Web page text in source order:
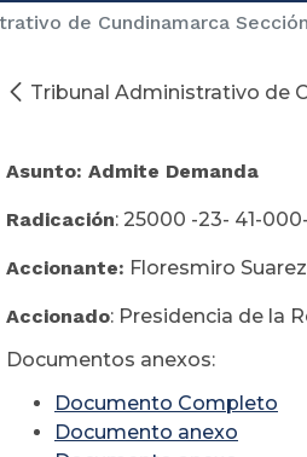
de Cundinamarca
Tribunal Administrativo de
Mayo
Asunto: Admite Demanda
Radicación: 25000 -23- 41-
Accionante: Floresmiro
Accionado: Presidencia de la
Documentos anexos:
Documento Completo
Documento anexo